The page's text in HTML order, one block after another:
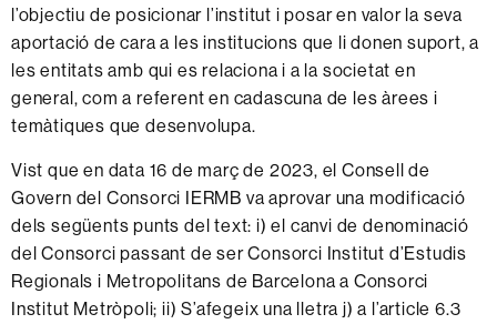
l’objectiu de posicionar l’institut i posar en valor la seva
aportació de cara a les institucions que li donen suport, a
les entitats amb qui es relaciona i a la societat en
general, com a referent en cadascuna de les àrees i
temàtiques que desenvolupa.
Vist que en data 16 de març de 2023, el Consell de
Govern del Consorci IERMB va aprovar una modificació
dels següents punts del text: i) el canvi de denominació
del Consorci passant de ser Consorci Institut d’Estudis
Regionals i Metropolitans de Barcelona a Consorci
Institut Metròpoli; ii) S’afegeix una lletra j) a l’article 6.3